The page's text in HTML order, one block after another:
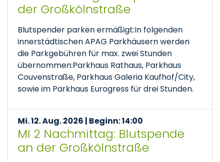
der Großkölnstraße
Blutspender parken ermäßigt:In folgenden
innerstädtischen APAG Parkhäusern werden
die Parkgebühren für max. zwei Stunden
übernommen:Parkhaus Rathaus, Parkhaus
Couvenstraße, Parkhaus Galeria Kaufhof/City,
sowie im Parkhaus Eurogress für drei Stunden.
Mi. 12. Aug. 2026 | Beginn: 14:00
MI 2 Nachmittag: Blutspende
an der Großkölnstraße